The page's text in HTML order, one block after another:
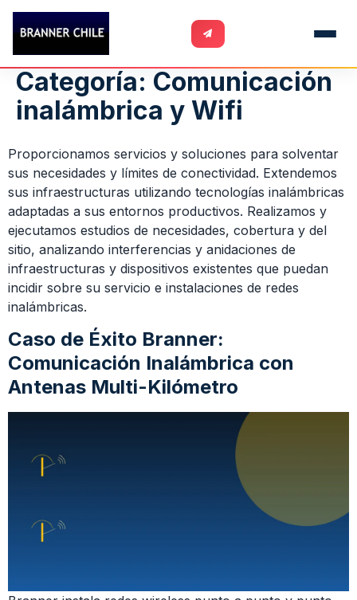
Categoría: Comunicación
inalámbrica y Wifi
Proporcionamos servicios y soluciones para solventar
sus necesidades y límites de conectividad. Extendemos
sus infraestructuras utilizando tecnologías inalámbricas
adaptadas a sus entornos productivos. Realizamos y
ejecutamos estudios de necesidades, cobertura y del
sitio, analizando interferencias y anidaciones de
infraestructuras y dispositivos existentes que puedan
incidir sobre su servicio e instalaciones de redes
inalámbricas.
Caso de Éxito Branner:
Comunicación Inalámbrica con
Antenas Multi-Kilómetro